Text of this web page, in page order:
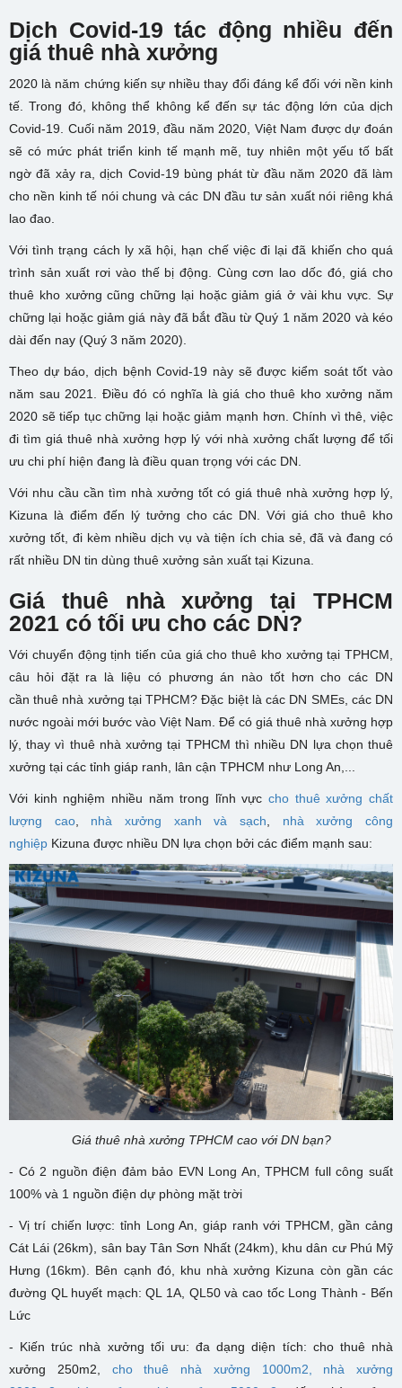
Dịch Covid-19 tác động nhiều đến
giá thuê nhà xưởng
2020 là năm chứng kiến sự nhiều thay đổi đáng kể đối với nền kinh
tế. Trong đó, không thể không kể đến sự tác động lớn của dịch
Covid-19. Cuối năm 2019, đầu năm 2020, Việt Nam được dự đoán
sẽ có mức phát triển kinh tế mạnh mẽ, tuy nhiên một yếu tố bất
ngờ đã xảy ra, dịch Covid-19 bùng phát từ đầu năm 2020 đã làm
cho nền kinh tế nói chung và các DN đầu tư sản xuất nói riêng khá
lao đao.
Với tình trạng cách ly xã hội, hạn chế việc đi lại đã khiến cho quá
trình sản xuất rơi vào thế bị động. Cùng cơn lao dốc đó, giá cho
thuê kho xưởng cũng chững lại hoặc giảm giá ở vài khu vực. Sự
chững lại hoặc giảm giá này đã bắt đầu từ Quý 1 năm 2020 và kéo
dài đến nay (Quý 3 năm 2020).
Theo dự báo, dịch bệnh Covid-19 này sẽ được kiểm soát tốt vào
năm sau 2021. Điều đó có nghĩa là giá cho thuê kho xưởng năm
2020 sẽ tiếp tục chững lại hoặc giảm mạnh hơn. Chính vì thê, việc
đi tìm giá thuê nhà xưởng hợp lý với nhà xưởng chất lượng để tối
ưu chi phí hiện đang là điều quan trọng với các DN.
Với nhu cầu cần tìm nhà xưởng tốt có giá thuê nhà xưởng hợp lý,
Kizuna là điểm đến lý tưởng cho các DN. Với giá cho thuê kho
xưởng tốt, đi kèm nhiều dịch vụ và tiện ích chia sẻ, đã và đang có
rất nhiều DN tin dùng thuê xưởng sản xuất tại Kizuna.
Giá thuê nhà xưởng tại TPHCM
2021 có tối ưu cho các DN?
Với chuyển động tịnh tiến của giá cho thuê kho xưởng tại TPHCM,
câu hỏi đặt ra là liệu có phương án nào tốt hơn cho các DN
cầnthuê nhà xưởng tại TPHCM? Đặc biệt là các DN SMEs, các DN
nước ngoài mới bước vào Việt Nam. Để có giá thuê nhà xưởng hợp
lý, thay vì thuê nhà xưởng tại TPHCM thì nhiều DN lựa chọn thuê
xưởng tại các tỉnh giáp ranh, lân cận TPHCM như Long An,...
Với kinh nghiệm nhiều năm trong lĩnh vựccho thuê xưởng chất
lượng cao, nhà xưởng xanh và sạch
nhà xưởng công
nghiệp Kizuna được nhiều DN lựa chọn bởi các điểm mạnh sau:
Giá thuê nhà xưởng TPHCM cao với DN bạn?
- Có 2 nguồn điện đảm bảo EVN Long An, TPHCM full công suất
100% và 1 nguồn điện dự phòng mặt trời
- Vị trí chiến lược: tỉnh Long An, giáp ranh với TPHCM, gần cảng
Cát Lái (26km), sân bay Tân Sơn Nhất (24km), khu dân cư Phú Mỹ
Hưng (16km). Bên cạnh đó, khu nhà xưởng Kizuna còn gần các
đường QL huyết mạch: QL 1A, QL50 và cao tốc Long Thành - Bến
Lức
- Kiến trúc nhà xưởng tối ưu: đa dạng diện tích: cho thuê nhà
xưởng 250m2, cho thuê nhà xưởng 1000m2,
nhà xưởng